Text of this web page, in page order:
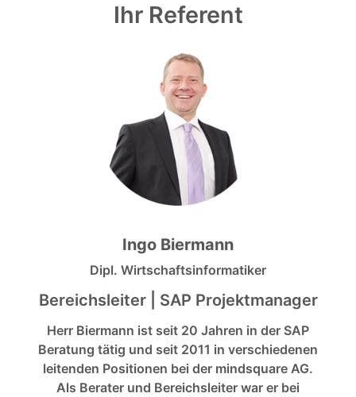
Ihr Referent
Ingo Biermann
Dipl. Wirtschaftsinformatiker
Bereichsleiter | SAP Projektmanager
Herr Biermann ist seit 20 Jahren in der SAP
Beratung tätig und seit 2011 in verschiedenen
leitenden Positionen bei der mindsquare AG.
Als Berater und Bereichsleiter war er bei